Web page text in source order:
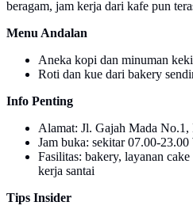
beragam, jam kerja dari kafe pun
Menu Andalan
Aneka kopi dan minuman
Roti dan kue dari bakery
Info Penting
Alamat: Jl. Gajah Mada No.1,
Jam buka: sekitar 07.00-
Fasilitas: bakery, layanan
kerja santai
Tips Insider